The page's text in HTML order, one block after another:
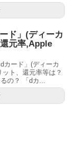
ド」(ディーカ
元率,Apple
カード」(ディーカ
ト、還元率等は？
の？ 「dカ...